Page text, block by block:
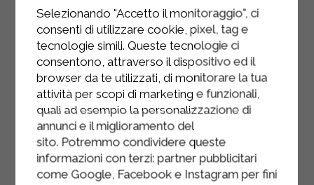
faites-les griller à 200° pendant
environ 5 minutes.
Étalez le mascarpone Sterilgarda sur
une moitié et la crème d'avocat sur
l'autre moitié, puis décorez avec les
fraises et le miel.
Vos toasts à l'avocat sont prêts.
Selezionando "Accetto il monitoraggio", ci
consenti di utilizzare cookie, pixel, tag e
tecnologie simili. Queste tecnologie ci
consentono, attraverso il dispositivo ed il
browser da te utilizzati, di monitorare la tua
attività per scopi di marketing e funzionali,
quali ad esempio la personalizzazione di
annunci e il miglioramento del
sito. Potremmo condividere queste
informazioni con terzi: partner pubblicitari
come Google, Facebook e Instagram per fini